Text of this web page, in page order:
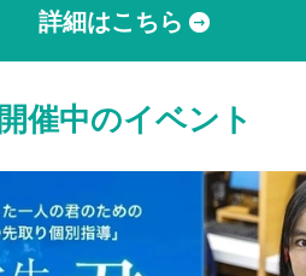
詳細はこちら
開催中のイベント